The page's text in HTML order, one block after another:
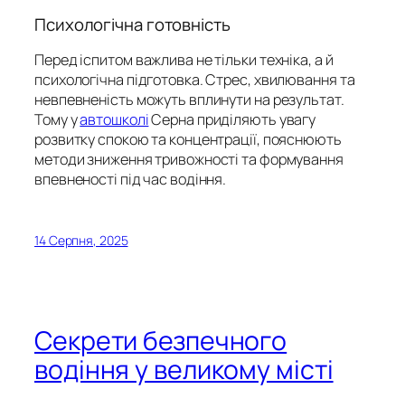
Психологічна готовність
Перед іспитом важлива не тільки техніка, а й
психологічна підготовка. Стрес, хвилювання та
невпевненість можуть вплинути на результат.
Тому уавтошколіСерна приділяють увагу
розвитку спокою та концентрації, пояснюють
методи зниження тривожності та формування
впевненості під час водіння.
14 Серпня, 2025
Секрети безпечного
водіння у великому місті